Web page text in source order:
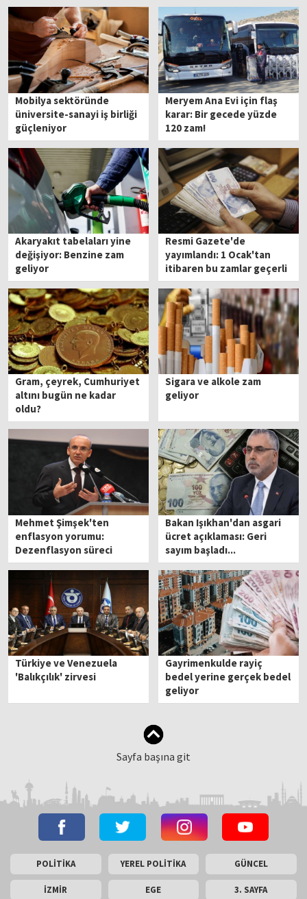
Mobilya sektöründe
üniversite-sanayi iş birliği
güçleniyor
Meryem Ana Evi için flaş
karar: Bir gecede yüzde
120 zam!
Akaryakıt tabelaları yine
değişiyor: Benzine zam
geliyor
Resmi Gazete'de
yayımlandı: 1 Ocak'tan
itibaren bu zamlar geçerli
olacak
Gram, çeyrek, Cumhuriyet
altını bugün ne kadar
oldu?
Sigara ve alkole zam
geliyor
Mehmet Şimşek'ten
enflasyon yorumu:
Dezenflasyon süreci
beklentileri etkiliyor'
Bakan Işıkhan'dan asgari
ücret açıklaması: Geri
sayım başladı...
Türkiye ve Venezuela
'Balıkçılık' zirvesi
Gayrimenkulde rayiç
bedel yerine gerçek bedel
geliyor
Sayfa başına git
POLİTİKA YEREL POLİTİKA GÜNCEL
İZMİR EGE 3. SAYFA